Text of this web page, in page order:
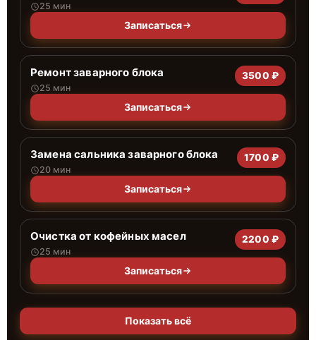
25 мин
Записаться
Ремонт заварного блока
25 мин
3500 ₽
Записаться
Замена сальника заварного блока
20 мин
1700 ₽
Записаться
Очистка от кофейных масел
25 мин
2200 ₽
Записаться
Показать всё